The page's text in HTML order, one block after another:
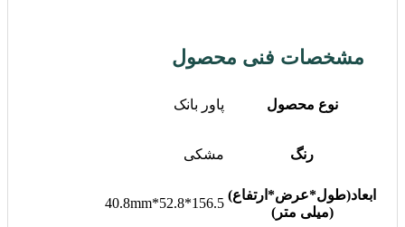
مشخصات فنی محصول
نوع محصول پاور بانک
رنگ مشکی
ابعاد(طول*عرض*ارتفاع)
(میلی متر)
156.5*52.8*40.8mm